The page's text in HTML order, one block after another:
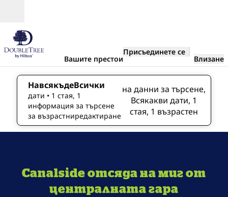
Вашите престои
Присъединете се
Влизане
НавсякъдеВсички
дати • 1 стая, 1
информация за търсене
за възрастниредактиране
на данни за търсене,
Всякакви дати, 1
стая, 1 възрастен
станция
Amsterdam
Canalside отсяда на миг от
централната гара